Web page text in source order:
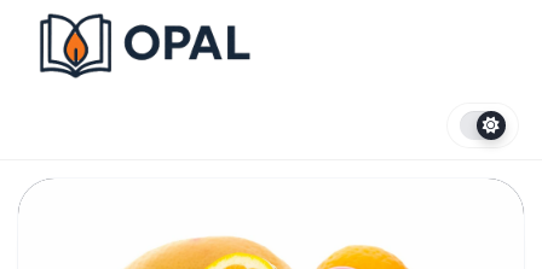
content